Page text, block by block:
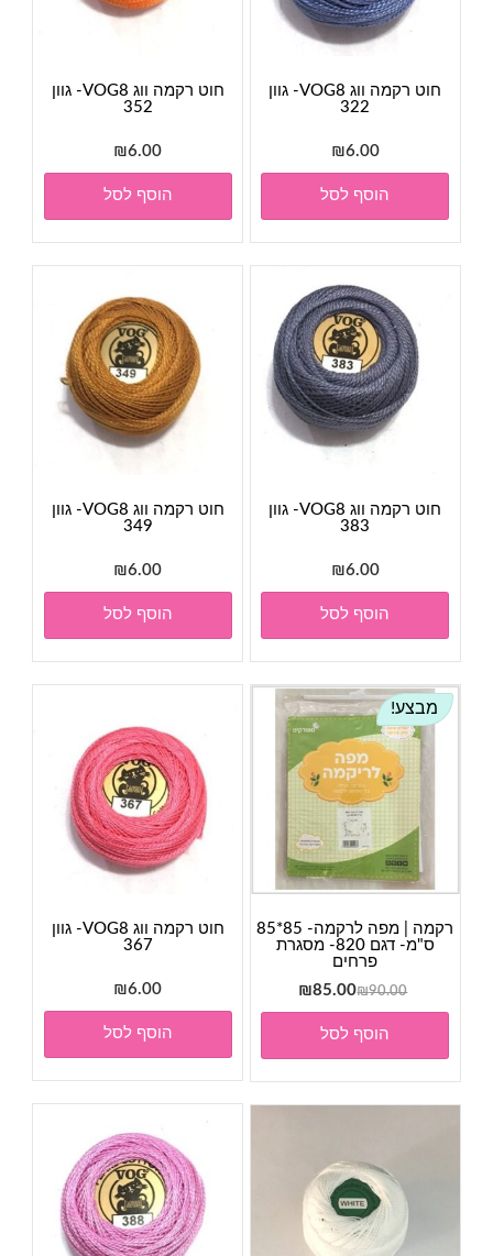
חוט רקמה ווג VOG8- גוון
352
₪6.00
הוסף לסל
חוט רקמה ווג VOG8- גוון
322
₪6.00
הוסף לסל
חוט רקמה ווג VOG8- גוון
349
₪6.00
הוסף לסל
חוט רקמה ווג VOG8- גוון
383
₪6.00
הוסף לסל
חוט רקמה ווג VOG8- גוון
367
₪6.00
הוסף לסל
מבצע!
רקמה | מפה לרקמה- 85*85
ס"מ- דגם 820- מסגרת
פרחים
₪90.00
המחיר
המקורי
היה:
₪90.00.
₪85.00
המחיר
הנוכחי
₪85.00.
הוסף לסל